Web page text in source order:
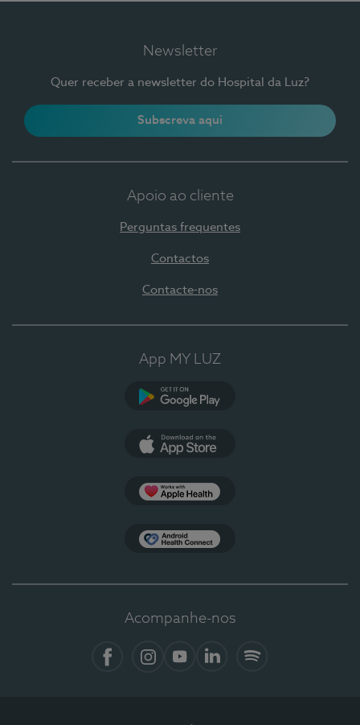
Newsletter
Quer receber a newsletter do Hospital da Luz?
Subscreva aqui
Apoio ao cliente
Perguntas frequentes
Contactos
Contacte-nos
App MY LUZ
Acompanhe-nos